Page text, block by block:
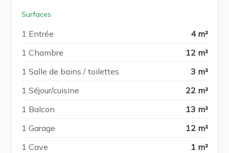
Surfaces
1 Entrée
4 m²
1 Chambre
12 m²
1 Salle de bains / toilettes
3 m²
1 Séjour/cuisine
22 m²
1 Balcon
13 m²
1 Garage
12 m²
1 Cave
1 m²